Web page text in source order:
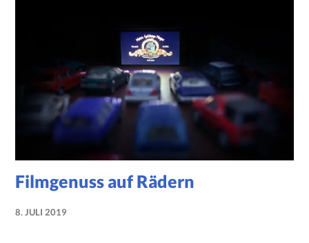
Filmgenuss auf Rädern
8. JULI 2019